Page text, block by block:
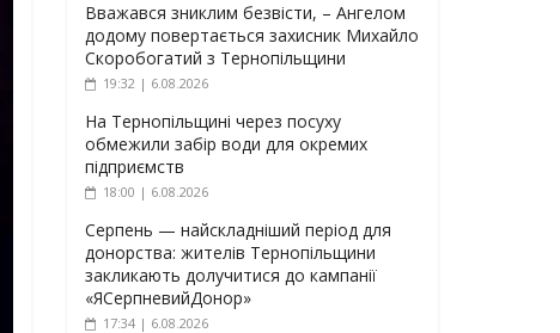
Вважався зниклим безвісти, – Ангелом
додому повертається захисник Михайло
Скоробогатий з Тернопільщини
19:32 | 6.08.2026
На Тернопільщині через посуху
обмежили забір води для окремих
підприємств
18:00 | 6.08.2026
Серпень — найскладніший період для
донорства: жителів Тернопільщини
закликають долучитися до кампанії
«ЯСерпневийДонор»
17:34 | 6.08.2026